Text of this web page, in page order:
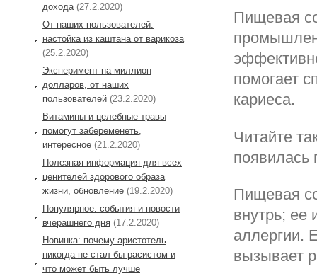
Пищевая
помогает
кариеса.
Читайте
появилась
Пищевая
внутрь; ее
аллергии.
вызывает
дохода (27.2.2020)
От наших пользователей:
настойка из каштана от варикоза
(25.2.2020)
Эксперимент на миллион
долларов, от наших
пользователей (23.2.2020)
Витамины и целебные травы
помогут забеременеть,
интересное (21.2.2020)
Полезная информация для всех
ценителей здорового образа
жизни, обновление (19.2.2020)
Популярное: события и новости
вчерашнего дня (17.2.2020)
Новинка: почему аристотель
никогда не стал бы расистом и
что может быть лучше